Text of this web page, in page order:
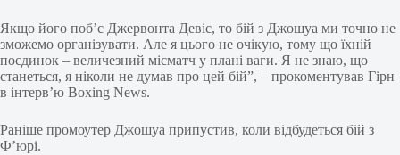
Якщо його поб’є Джервонта Девіс, то бій з Джошуа ми точно не
зможемо організувати. Але я цього не очікую, тому що їхній
поєдинок – величезний місматч у плані ваги. Я не знаю, що
станеться, я ніколи не думав про цей бій”, – прокоментував Гірн
в інтерв’ю Boxing News.
Раніше промоутер Джошуа припустив, коли відбудеться бій з
Ф’юрі.